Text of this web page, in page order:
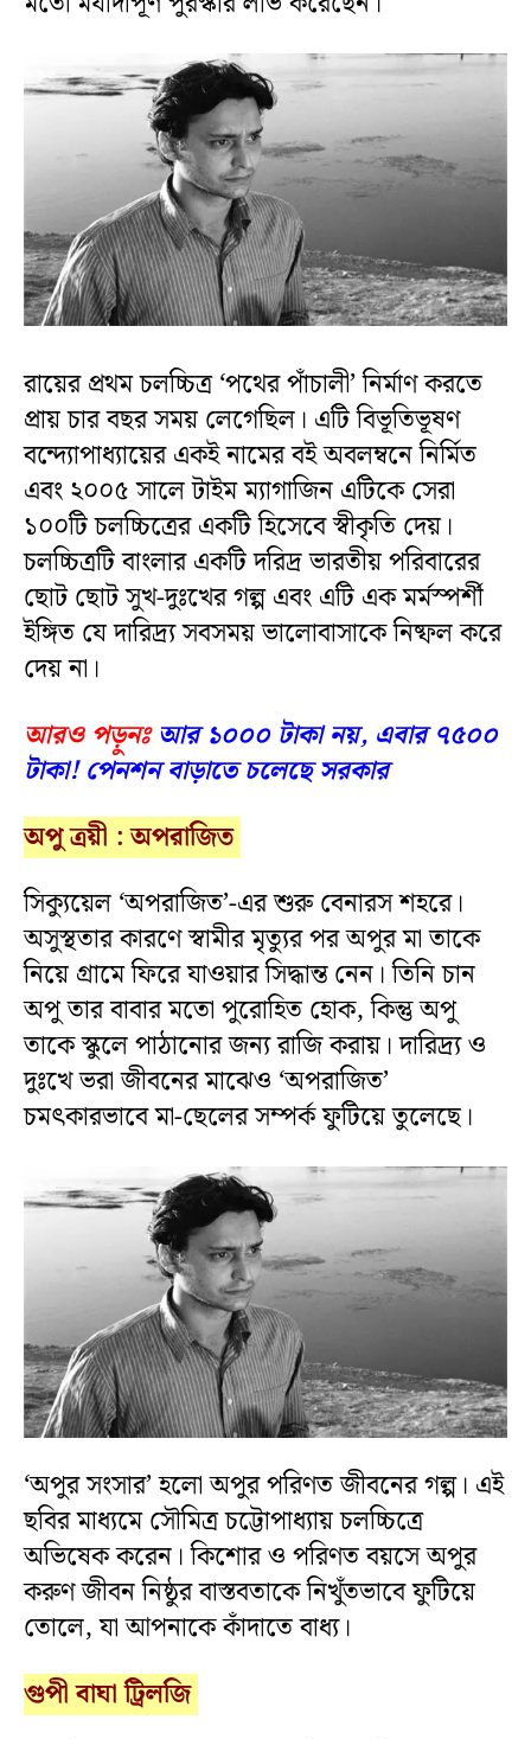
রায়ের প্রথম চলচ্চিত্র ‘পথের পাঁচালী’ নির্মাণ করতে
প্রায় চার বছর সময় লেগেছিল। এটি বিভূতিভূষণ
বন্দ্যোপাধ্যায়ের একই নামের বই অবলম্বনে নির্মিত
এবং ২০০৫ সালে টাইম ম্যাগাজিন এটিকে সেরা
১০০টি চলচ্চিত্রের একটি হিসেবে স্বীকৃতি দেয়।
চলচ্চিত্রটি বাংলার একটি দরিদ্র ভারতীয় পরিবারের
ছোট ছোট সুখ-দুঃখের গল্প এবং এটি এক মর্মস্পর্শী
ইঙ্গিত যে দারিদ্র্য সবসময় ভালোবাসাকে নিষ্ফল করে
দেয় না।
আরও পড়ুনঃ আর ১০০০ টাকা নয়, এবার ৭৫০০
টাকা! পেনশন বাড়াতে চলেছে সরকার
অপুত্রয়ী :অপরাজিত
সিক্যুয়েল ‘অপরাজিত’-এর শুরু বেনারস শহরে।
অসুস্থতার কারণে স্বামীর মৃত্যুর পর অপুর মা তাকে
নিয়ে গ্রামে ফিরে যাওয়ার সিদ্ধান্ত নেন। তিনি চান
অপু তার বাবার মতো পুরোহিত হোক, কিন্তু অপু
তাকে স্কুলে পাঠানোর জন্য রাজি করায়। দারিদ্র্য ও
দুঃখে ভরা জীবনের মাঝেও ‘অপরাজিত’
চমৎকারভাবে মা-ছেলের সম্পর্ক ফুটিয়ে তুলেছে।
‘অপুর সংসার’ হলো অপুর পরিণত জীবনের গল্প। এই
ছবির মাধ্যমে সৌমিত্র চট্টোপাধ্যায় চলচ্চিত্রে
অভিষেক করেন। কিশোর ও পরিণত বয়সে অপুর
করুণ জীবন নিষ্ঠুর বাস্তবতাকে নিখুঁতভাবে ফুটিয়ে
তোলে, যা আপনাকে কাঁদাতে বাধ্য।
গুপীবাঘাট্রিলজি